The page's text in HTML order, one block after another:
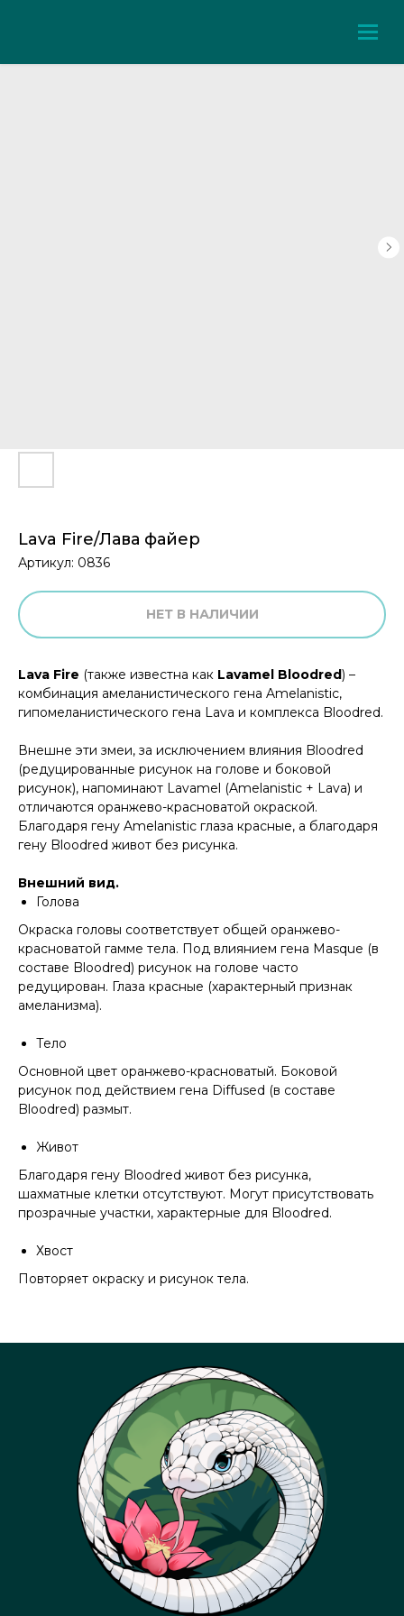
Lava Fire/Лава файер
Артикул: 0836
НЕТ В НАЛИЧИИ
Lava Fire (также известна как Lavamel Bloodred) –
комбинация амеланистического гена Amelanistic,
гипомеланистического гена Lava и комплекса Bloodred.
Внешне эти змеи, за исключением влияния Bloodred
(редуцированные рисунок на голове и боковой
рисунок), напоминают Lavamel (Amelanistic + Lava) и
отличаются оранжево-красноватой окраской.
Благодаря гену Amelanistic глаза красные, а благодаря
гену Bloodred живот без рисунка.
Внешний вид.
Голова
Окраска головы соответствует общей оранжево-
красноватой гамме тела. Под влиянием гена Masque (в
составе Bloodred) рисунок на голове часто
редуцирован. Глаза красные (характерный признак
амеланизма).
Тело
Основной цвет оранжево-красноватый. Боковой
рисунок под действием гена Diffused (в составе
Bloodred) размыт.
Живот
Благодаря гену Bloodred живот без рисунка,
шахматные клетки отсутствуют. Могут присутствовать
прозрачные участки, характерные для Bloodred.
Хвост
Повторяет окраску и рисунок тела.